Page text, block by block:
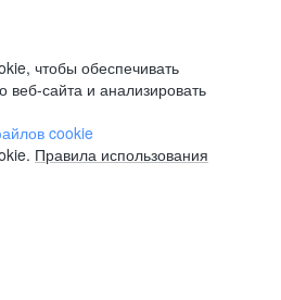
чтобы обеспечивать
веб-сайта и анализировать
cookie
Правила использования